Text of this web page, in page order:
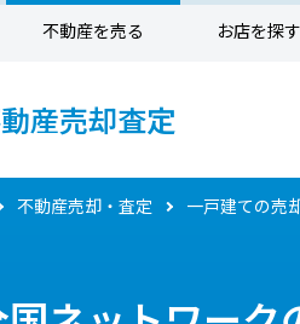
不動産を売る お店を探す
産売却査定
不動産売却・査定 一戸建ての売